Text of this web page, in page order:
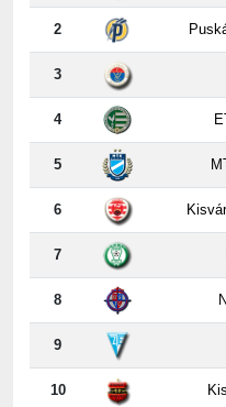
3
4
5
6
7
8
9
10
11